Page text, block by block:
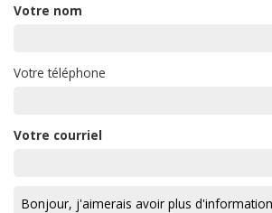
Votre nom
Votre téléphone
Votre courriel